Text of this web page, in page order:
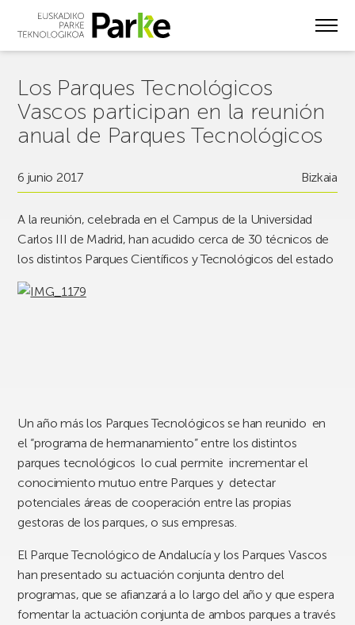
Los Parques Tecnológicos
Vascos participan en la reunión
anual de Parques Tecnológicos
6 junio 2017 Bizkaia
A la reunión, celebrada en el Campus de la Universidad
Carlos III de Madrid, han acudido cerca de 30 técnicos de
los distintos Parques Científicos y Tecnológicos del estado
Un año más los Parques Tecnológicos se han reunido en
el “programa de hermanamiento” entre los distintos
parques tecnológicos lo cual permite incrementar el
conocimiento mutuo entre Parques y detectar
potenciales áreas de cooperación entre las propias
gestoras de los parques, o sus empresas.
El Parque Tecnológico de Andalucía y los Parques Vascos
han presentado su actuación conjunta dentro del
programas, que se afianzará a lo largo del año y que espera
fomentar la actuación conjunta de ambos parques a través